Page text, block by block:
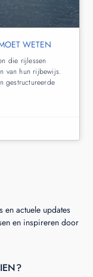
WETEN
die rijlessen
van hun rijbewijs.
gestructureerde
en actuele updates
en inspireren door